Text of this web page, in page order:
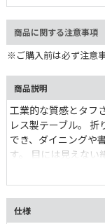
t
商品に関する注意事項
※ご購入前は必ず注意
商品説明
工業的な質感とタフ
レス製テーブル。
でき、ダイニングや
す。 目には見えない
長く使うほどに信頼
ゴプレート付き。 足
スなく使用できます
仕様